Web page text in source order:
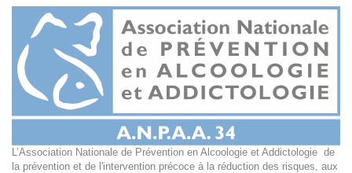
L’Association Nationale de Prévention en Alcoologie et Addictologie de
la prévention et de l'intervention précoce à la réduction des risques, aux